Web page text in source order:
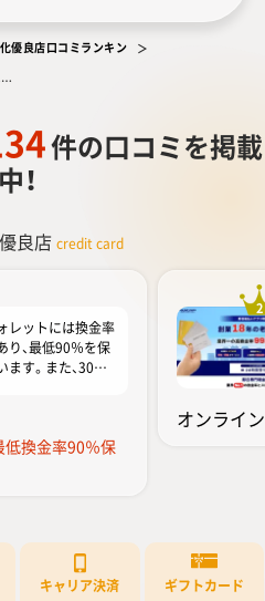
優良店口コミランキン
5年以上営業現金化優良店口コミランキング！
件の口コミを掲載
中！
良店 credit card
低換金率90％保
レットには換金率
り、最低90％を保
ます。また、30万
利用で換金率94％
金率∔1％を保証
す。ユーウォレッ
オンライ
2
キャリア決済 ギフトカード